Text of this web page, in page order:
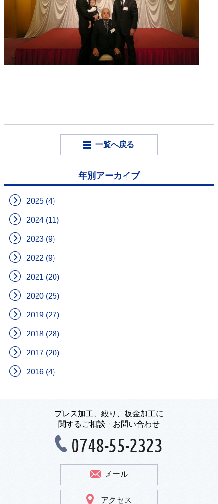
一覧へ戻る
年別アーカイブ
2025(4)
2024(11)
2023(9)
2022 (9)
2021 (20)
2020(25)
2019(27)
2018(28)
2017(20)
2016(4)
プレス加工、絞り、板金加工に
関するご相談・お問い合わせ
0748-55-2323
メール
アクセス